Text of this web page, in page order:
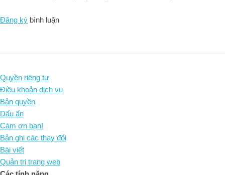
Đăng ký bình luận
Quyền riêng tư
Điều khoản dịch vụ
Bản quyền
Dấu ấn
Cám ơn bạn!
Bản ghi các thay đổi
Bài viết
Quản trị trang web